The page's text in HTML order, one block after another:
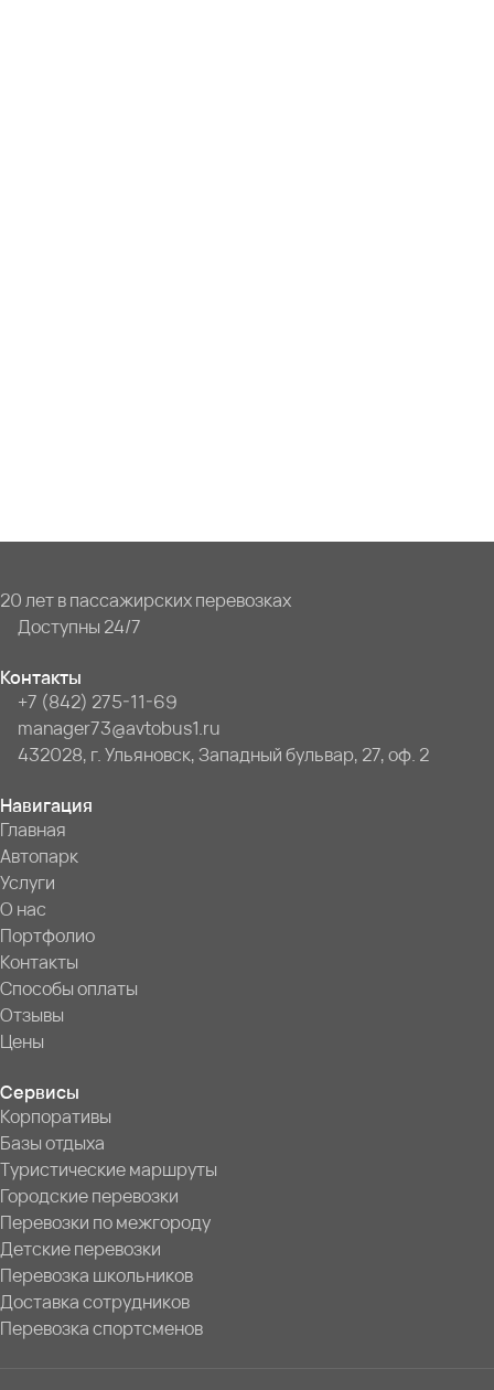
20 лет в пассажирских перевозках
Доступны 24/7
Контакты
+7 (842) 275-11-69
manager73@avtobus1.ru
432028, г. Ульяновск, Западный бульвар, 27, оф. 2
Навигация
Главная
Автопарк
Услуги
О нас
Портфолио
Контакты
Способы оплаты
Отзывы
Цены
Сервисы
Корпоративы
Базы отдыха
Туристические маршруты
Городские перевозки
Перевозки по межгороду
Детские перевозки
Перевозка школьников
Доставка сотрудников
Перевозка спортсменов